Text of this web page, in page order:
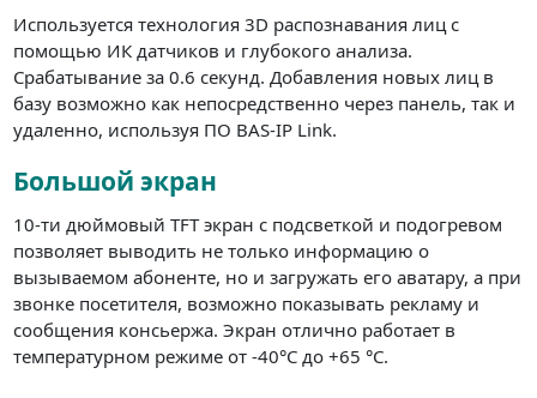
Используется технология 3D распознавания лиц с
помощью ИК датчиков и глубокого анализа.
Срабатывание за 0.6 секунд. Добавления новых лиц в
базу возможно как непосредственно через панель, так и
удаленно, используя ПО BAS-IP Link.
Большой экран
10-ти дюймовый TFT экран с подсветкой и подогревом
позволяет выводить не только информацию о
вызываемом абоненте, но и загружать его аватару, а при
звонке посетителя, возможно показывать рекламу и
сообщения консьержа. Экран отлично работает в
температурном режиме от -40°С до +65 °С.